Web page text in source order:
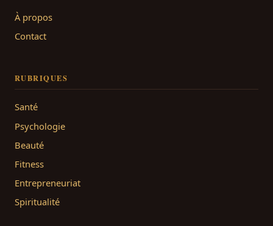
À propos
Contact
RUBRIQUES
Santé
Psychologie
Beauté
Fitness
Entrepreneuriat
Spiritualité